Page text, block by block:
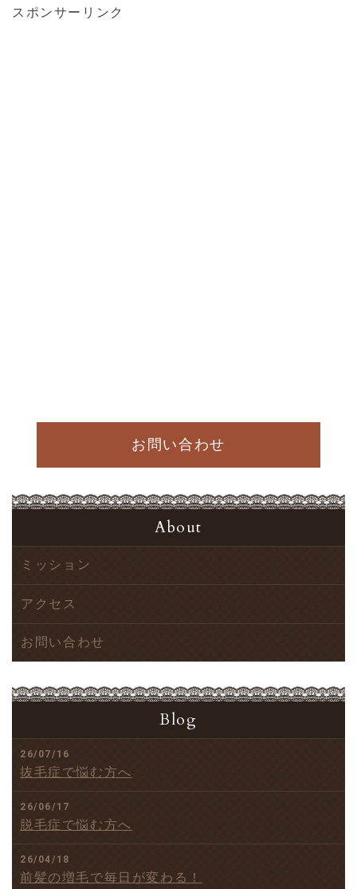
スポンサーリンク
お問い合わせ
About
ミッション
アクセス
お問い合わせ
Blog
26/07/16
抜毛症で悩む方へ
26/06/17
脱毛症で悩む方へ
26/04/18
前髪の増毛で毎日が変わる！